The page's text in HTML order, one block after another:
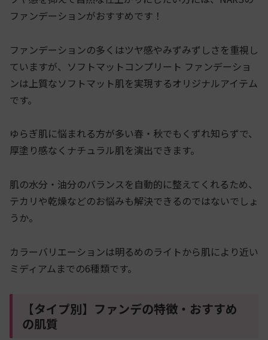
ファンデーションがおすすめです！
ファンデーションの多くはツヤ感やみずみずしさを重視し
ていますが、ソフトマットコンプリート ファンデーショ
ンは上質なソフトマット肌を実現するオリジナルアイテム
です。
ゆらぎ肌に悩まれる方が多い春・秋でもくずれ知らずで、
厚塗り感なくナチュラル肌を演出できます。
肌の水分・油分のバランスを自動的に整えてくれるため、
テカリや乾燥などのお悩みも解決できるのではないでしょ
うか。
カラーバリエーションは明るめのライトから肌により近い
ミディアムまでの6種類です。
【タイプ別】ファンデの特徴・おすすめ
の肌質